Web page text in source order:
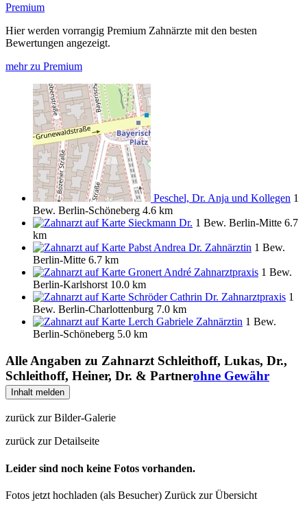
Premium
Hier werden vorrangig Premium Zahnärzte mit den besten
Bewertungen angezeigt.
mehr zu Premium
Peschel, Dr. Anja und Kollegen 1
Bew. Berlin-Schöneberg 4.6 km
Sieckmann Dr. 1 Bew. Berlin-Mitte 6.7
km
Pabst Andrea Dr. Zahnärztin 1 Bew.
Berlin-Mitte 6.7 km
Gronert André Zahnarztpraxis 1 Bew.
Berlin-Karlshorst 10.0 km
Schröder Cathrin Dr. Zahnarztpraxis 1
Bew. Berlin-Charlottenburg 7.0 km
Lerch Gabriele Zahnärztin 1 Bew.
Berlin-Schöneberg 5.0 km
Alle Angaben zu Zahnarzt Schleithoff, Lukas, Dr.,
Schleithoff, Heiner, Dr. & Partnerohne Gewähr
Inhalt melden
zurück zur Bilder-Galerie
zurück zur Detailseite
Leider sind noch keine Fotos vorhanden.
Fotos jetzt hochladen (als Besucher) Zurück zur Übersicht